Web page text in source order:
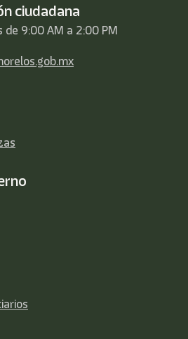
ciudadana
de 9:00 AM a 2:00 PM